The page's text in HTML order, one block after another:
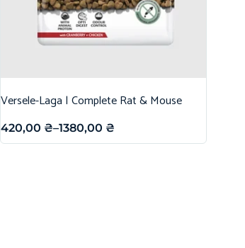
Versele-Laga | Complete Rat & Mouse
420,00 ₴–1380,00 ₴